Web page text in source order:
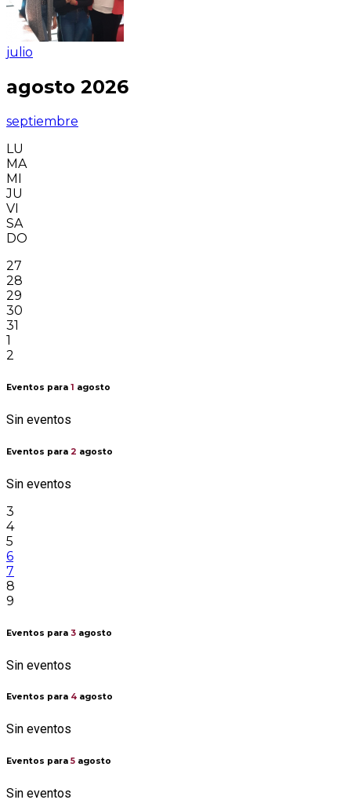
julio
agosto 2026
septiembre
LU
MA
MI
JU
VI
SA
DO
27
28
29
30
31
1
2
Eventos para 1 agosto
Sin eventos
Eventos para 2 agosto
Sin eventos
3
4
5
6
7
8
9
Eventos para 3 agosto
Sin eventos
Eventos para 4 agosto
Sin eventos
Eventos para 5 agosto
Sin eventos